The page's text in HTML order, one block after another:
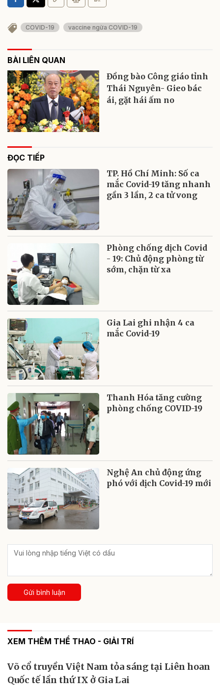
COVID-19 vaccine ngừa COVID-19
BÀI LIÊN QUAN
Đồng bào Công giáo tỉnh
Thái Nguyên- Gieo bác
ái, gặt hái ấm no
ĐỌC TIẾP
TP. Hồ Chí Minh: Số ca
mắc Covid-19 tăng nhanh
gần 3 lần, 2 ca tử vong
Phòng chống dịch Covid
- 19: Chủ động phòng từ
sớm, chặn từ xa
Gia Lai ghi nhận 4 ca
mắc Covid-19
Thanh Hóa tăng cường
phòng chống COVID-19
Nghệ An chủ động ứng
phó với dịch Covid-19 mới
Gửi bình luận
XEM THÊM THỂ THAO - GIẢI TRÍ
Võ cổ truyền Việt Nam tỏa sáng tại Liên hoan
Quốc tế lần thứ IX ở Gia Lai